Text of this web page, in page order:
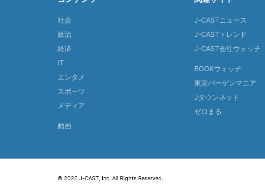
社会
政治
経済
IT
エンタメ
スポーツ
メディア
動画
J-CASTニュース
J-CASTトレンド
J-CAST会社ウォッチ
BOOKウォッチ
東京バーゲンマニア
Jタウンネット
ゼロまる
© 2026 J-CAST, Inc. All Rights Reserved.